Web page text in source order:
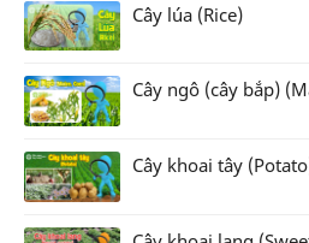
Cây lúa (Rice)
Cây ngô (cây bắp)
Cây khoai tây